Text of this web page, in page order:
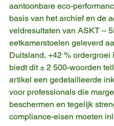
aantoonbare eco-
basis van het archief en de
veldresultaten van ASKT –
eetkamerstoelen geleverd
Duitsland, +42 % ordergroei
biedt dit ± 2 500-woorden
artikel een gedetailleerde
voor professionals die
beschermen en tegelijk
compliance-eisen moeten